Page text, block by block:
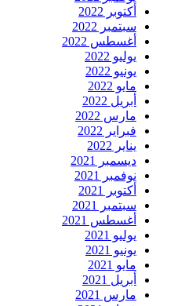
أكتوبر 2022
سبتمبر 2022
أغسطس 2022
يوليو 2022
يونيو 2022
مايو 2022
أبريل 2022
مارس 2022
فبراير 2022
يناير 2022
ديسمبر 2021
نوفمبر 2021
أكتوبر 2021
سبتمبر 2021
أغسطس 2021
يوليو 2021
يونيو 2021
مايو 2021
أبريل 2021
مارس 2021